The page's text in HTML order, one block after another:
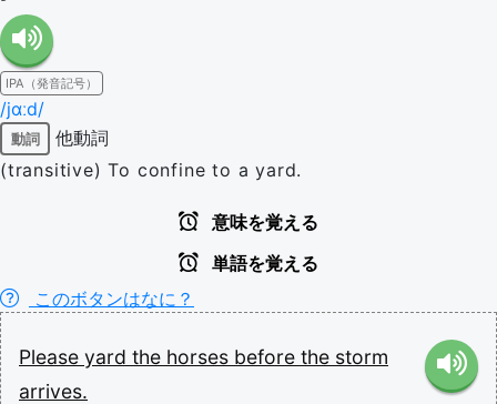
IPA（発音記号）
/jɑːd/
動詞
他動詞
(transitive) To confine to a yard.
意味を覚える
単語を覚える
このボタンはなに？
Please yard the horses before the storm
arrives.